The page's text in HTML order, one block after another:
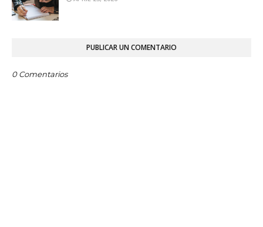
PUBLICAR UN COMENTARIO
0 Comentarios